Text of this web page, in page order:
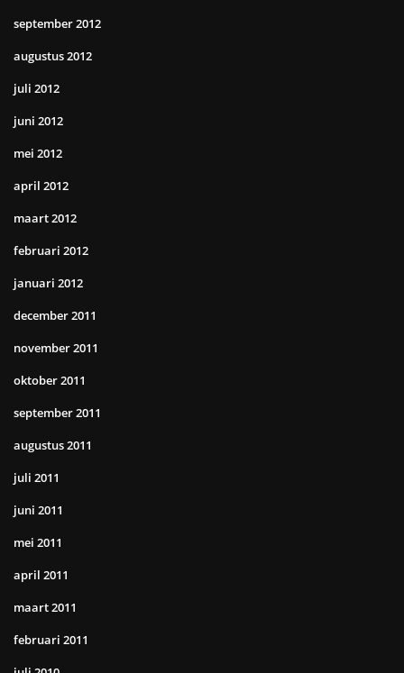
september 2012
augustus 2012
juli 2012
juni 2012
mei 2012
april 2012
maart 2012
februari 2012
januari 2012
december 2011
november 2011
oktober 2011
september 2011
augustus 2011
juli 2011
juni 2011
mei 2011
april 2011
maart 2011
februari 2011